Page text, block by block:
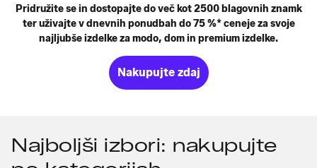
Pridružite se in dostopajte do več kot 2500 blagovnih znamk
ter uživajte v dnevnih ponudbah do 75 %* ceneje za svoje
najljubše izdelke za modo, dom in premium izdelke.
Nakupujte zdaj
Najboljši izbori: nakupujte